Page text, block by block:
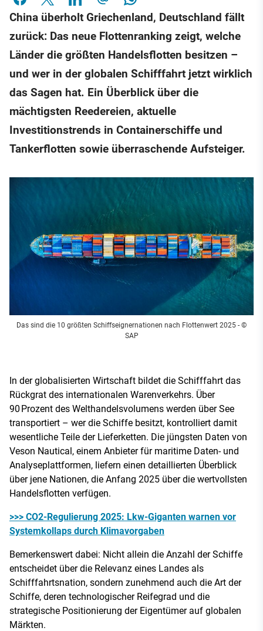
China überholt Griechenland, Deutschland fällt
zurück: Das neue Flottenranking zeigt, welche
Länder die größten Handelsflotten besitzen –
und wer in der globalen Schifffahrt jetzt wirklich
das Sagen hat. Ein Überblick über die
mächtigsten Reedereien, aktuelle
Investitionstrends in Containerschiffe und
Tankerflotten sowie überraschende Aufsteiger.
Das sind die 10 größten Schiffseignernationen nach Flottenwert 2025 - ©
SAP
In der globalisierten Wirtschaft bildet die Schifffahrt das
Rückgrat des internationalen Warenverkehrs. Über
90 Prozent des Welthandelsvolumens werden über See
transportiert – wer die Schiffe besitzt, kontrolliert damit
wesentliche Teile der Lieferketten. Die jüngsten Daten von
Veson Nautical, einem Anbieter für maritime Daten- und
Analyseplattformen, liefern einen detaillierten Überblick
über jene Nationen, die Anfang 2025 über die wertvollsten
Handelsflotten verfügen.
>>> CO2-Regulierung 2025: Lkw-Giganten warnen vor
Systemkollaps durch Klimavorgaben
Bemerkenswert dabei: Nicht allein die Anzahl der Schiffe
entscheidet über die Relevanz eines Landes als
Schifffahrtsnation, sondern zunehmend auch die Art der
Schiffe, deren technologischer Reifegrad und die
strategische Positionierung der Eigentümer auf globalen
Märkten.